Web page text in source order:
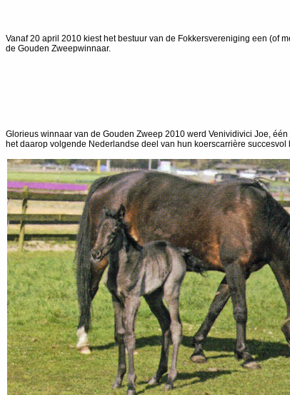
Vanaf 20 april 2010 kiest het bestuur van de Fokkersvereniging een (of
de Gouden Zweepwinnaar.
Glorieus winnaar van de Gouden Zweep 2010 werd Venividivici Joe,
het daarop volgende Nederlandse deel van hun koerscarrière